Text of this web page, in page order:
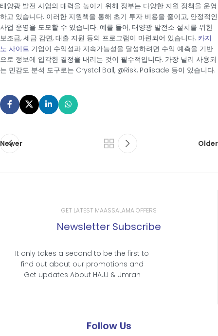
태양광 발전 사업의 매력을 높이기 위해 정부는 다양한 지원 정책을 운영
하고 있습니다. 이러한 지원책을 통해 초기 투자 비용을 줄이고, 안정적인
사업 운영을 도모할 수 있습니다. 예를 들어, 태양광 발전소 설치를 위한
보조금, 세금 감면, 대출 지원 등의 프로그램이 마련되어 있습니다. 카지
노 사이트 기업이 수익성과 지속가능성을 달성하려면 수익 예측을 기반
으로 정보에 입각한 결정을 내리는 것이 필수적입니다. 가장 널리 사용되
는 민감도 분석 도구로는 Crystal Ball, @Risk, Palisade 등이 있습니다.
Newer Older
GET LATEST MAASSALAMA OFFERS
Newsletter Subscribe
It only takes a second to be the first to
find out about our promotions and
Get updates About HAJJ & Umrah
Follow Us